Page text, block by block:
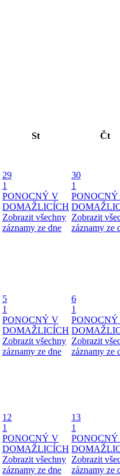
St Čt
29
1
PONOCNÝ V
DOMAŽLICÍCH
Zobrazit všechny
záznamy ze dne
30
1
Zobrazit
záznamy ze
5
1
PONOCNÝ V
DOMAŽLICÍCH
Zobrazit všechny
záznamy ze dne
6
1
Zobrazit
záznamy ze
12
1
PONOCNÝ V
DOMAŽLICÍCH
Zobrazit všechny
záznamy ze dne
13
1
Zobrazit
záznamy ze